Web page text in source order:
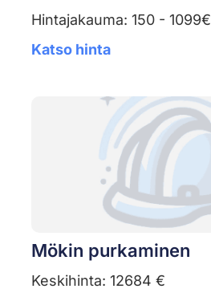
Hintajakauma: 150 - 1099€
Katso hinta
Mökin purkaminen
Keskihinta: 12684 €